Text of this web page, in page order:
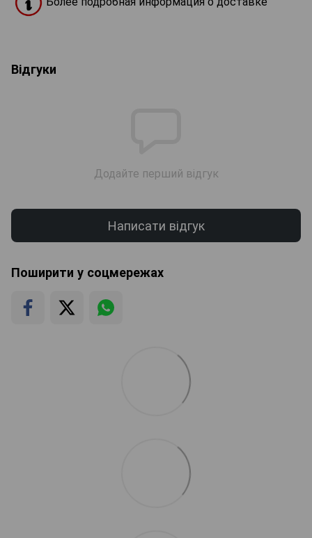
Відгуки
Додайте перший відгук
Написати відгук
Поширити у соцмережах